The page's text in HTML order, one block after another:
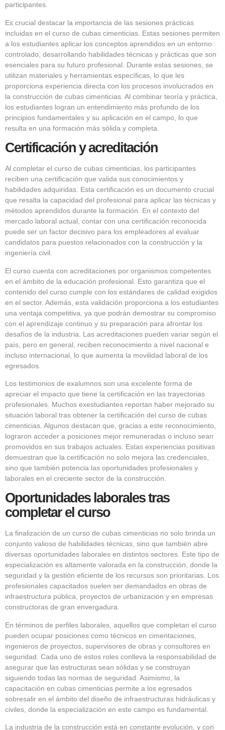
participantes.
Es crucial destacar la importancia de las sesiones prácticas
incluidas en el curso de cubas cimenticias. Estas sesiones permiten
a los estudiantes aplicar los conceptos aprendidos en un entorno
controlado, desarrollando habilidades técnicas y prácticas que son
esenciales para su futuro profesional. Durante estas sesiones, se
utilizan materiales y herramientas específicas, lo que les
proporciona experiencia directa con los procesos involucrados en
la construcción de cubas cimenticias. Al combinar teoría y práctica,
los estudiantes logran un entendimiento más profundo de los
principios fundamentales y su aplicación en el campo, lo que
resulta en una formación más sólida y completa.
Certificación y acreditación
Al completar el curso de cubas cimenticias, los participantes
reciben una certificación que valida sus conocimientos y
habilidades adquiridas. Esta certificación es un documento crucial
que resalta la capacidad del profesional para aplicar las técnicas y
métodos aprendidos durante la formación. En el contexto del
mercado laboral actual, contar con una certificación reconocida
puede ser un factor decisivo para los empleadores al evaluar
candidatos para puestos relacionados con la construcción y la
ingeniería civil.
El curso cuenta con acreditaciones por organismos competentes
en el ámbito de la educación profesional. Esto garantiza que el
contenido del curso cumple con los estándares de calidad exigidos
en el sector. Además, esta validación proporciona a los estudiantes
una ventaja competitiva, ya que podrán demostrar su compromiso
con el aprendizaje continuo y su preparación para afrontar los
desafíos de la industria. Las acreditaciones pueden variar según el
país, pero en general, reciben reconocimiento a nivel nacional e
incluso internacional, lo que aumenta la movilidad laboral de los
egresados.
Los testimonios de exalumnos son una excelente forma de
apreciar el impacto que tiene la certificación en las trayectorias
profesionales. Muchos exestudiantes reportan haber mejorado su
situación laboral tras obtener la certificación del curso de cubas
cimenticias. Algunos destacan que, gracias a este reconocimiento,
lograron acceder a posiciones mejor remuneradas o incluso sean
promovidos en sus trabajos actuales. Estas experiencias positivas
demuestran que la certificación no solo mejora las credenciales,
sino que también potencia las oportunidades profesionales y
laborales en el creciente sector de la construcción.
Oportunidades laborales tras
completar el curso
La finalización de un curso de cubas cimenticias no solo brinda un
conjunto valioso de habilidades técnicas, sino que también abre
diversas oportunidades laborales en distintos sectores. Este tipo de
especialización es altamente valorada en la construcción, donde la
seguridad y la gestión eficiente de los recursos son prioritarias. Los
profesionales capacitados suelen ser demandados en obras de
infraestructura pública, proyectos de urbanización y en empresas
constructoras de gran envergadura.
En términos de perfiles laborales, aquellos que completan el curso
pueden ocupar posiciones como técnicos en cimentaciones,
ingenieros de proyectos, supervisores de obras y consultores en
seguridad. Cada uno de estos roles conlleva la responsabilidad de
asegurar que las estructuras sean sólidas y se construyan
siguiendo todas las normas de seguridad. Asimismo, la
capacitación en cubas cimenticias permite a los egresados
sobresalir en el ámbito del diseño de infraestructuras hidráulicas y
civiles, donde la especialización en este campo es fundamental.
La industria de la construcción está en constante evolución, y con